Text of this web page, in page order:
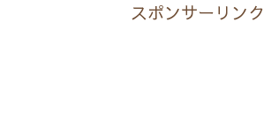
スポンサーリンク